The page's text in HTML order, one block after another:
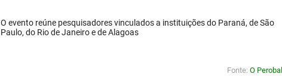
O evento reúne pesquisadores vinculados a instituições do Paraná, de São
Paulo, do Rio de Janeiro e de Alagoas
Fonte: O Perobal